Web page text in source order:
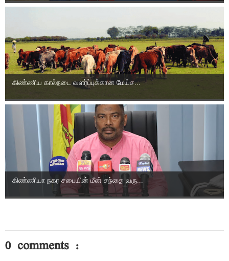
கிண்ணிய கால்நடை வளர்ப்புக்கான மேய்ச...
கிண்ணியா நகர சபையின் மீன் சந்தை வரு...
0 comments :